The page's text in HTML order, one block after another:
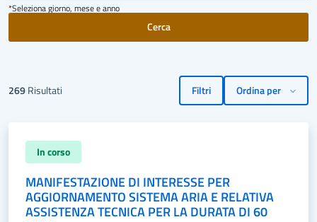
*Seleziona giorno, mese e anno
269Risultati Filtri
In corso
MANIFESTAZIONE DI INTERESSE PER
AGGIORNAMENTO SISTEMA ARIA E RELATIVA
ASSISTENZA TECNICA PER LA DURATA DI 60